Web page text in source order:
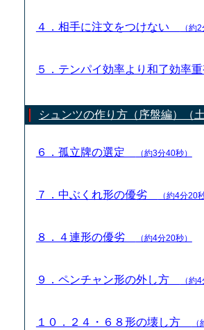
４．相手に注文をつけない （約
５．テンパイ効率より和了効率
シュンツの作り方（序盤編）（
６．孤立牌の選定 （約3分40秒）
７．中ぶくれ形の優劣 （約4分20秒
８．４連形の優劣 （約4分20秒）
９．ペンチャン形の外し方 （約
１０．２４・６８形の壊し方